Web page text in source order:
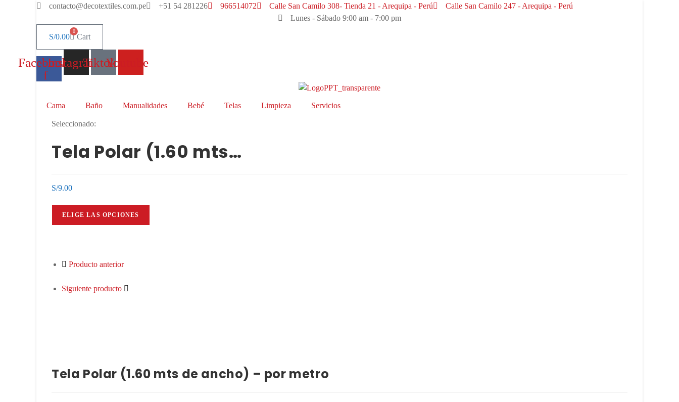
contacto@decotextiles.com.pe +51 54 281226 966514072 Calle San Camilo 308- Tienda 21 - Arequipa - Perú
Calle San Camilo 247 - Arequipa - Perú​
Lunes - Sábado 9:00 am - 7:00 pm
S/0.00
0
Cart
Facebook-
f
InstagramTiktokYoutube
Cama Baño Manualidades Bebé Telas Limpieza Servicios
Seleccionado:
Tela Polar (1.60 mts…
S/9.00
ELIGE LAS OPCIONES
Producto anterior
Siguiente producto
Tela Polar (1.60 mts de ancho) – por metro